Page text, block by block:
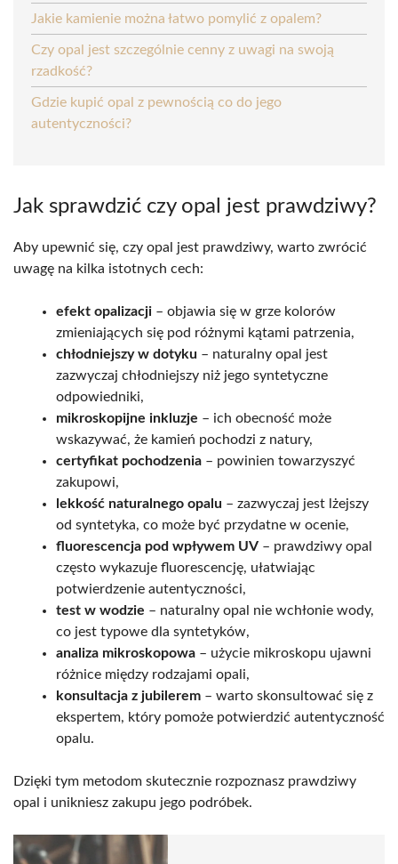
Jakie kamienie można łatwo pomylić z opalem?
Czy opal jest szczególnie cenny z uwagi na swoją
rzadkość?
Gdzie kupić opal z pewnością co do jego
autentyczności?
Jak sprawdzić czy opal jest prawdziwy?
Aby upewnić się, czy opal jest prawdziwy, warto zwrócić
uwagę na kilka istotnych cech:
efekt opalizacji – objawia się w grze kolorów
zmieniających się pod różnymi kątami patrzenia,
chłodniejszy w dotyku – naturalny opal jest
zazwyczaj chłodniejszy niż jego syntetyczne
odpowiedniki,
mikroskopijne inkluzje – ich obecność może
wskazywać, że kamień pochodzi z natury,
certyfikat pochodzenia – powinien towarzyszyć
zakupowi,
lekkość naturalnego opalu – zazwyczaj jest lżejszy
od syntetyka, co może być przydatne w ocenie,
fluorescencja pod wpływem UV – prawdziwy opal
często wykazuje fluorescencję, ułatwiając
potwierdzenie autentyczności,
test w wodzie – naturalny opal nie wchłonie wody,
co jest typowe dla syntetyków,
analiza mikroskopowa – użycie mikroskopu ujawni
różnice między rodzajami opali,
konsultacja z jubilerem – warto skonsultować się z
ekspertem, który pomoże potwierdzić autentyczność
opalu.
Dzięki tym metodom skutecznie rozpoznasz prawdziwy
opal i unikniesz zakupu jego podróbek.